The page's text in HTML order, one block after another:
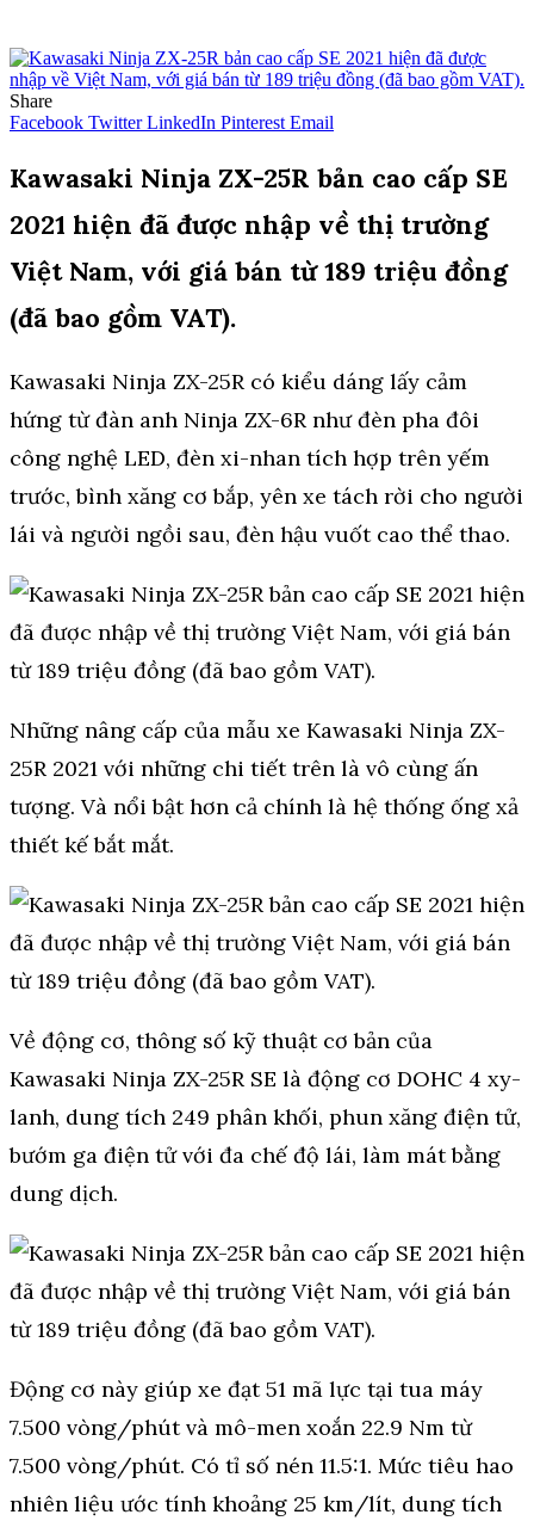
Share
Facebook Twitter LinkedIn Pinterest Email
Kawasaki Ninja ZX-25R bản cao cấp SE
2021 hiện đã được nhập về thị trường
Việt Nam, với giá bán từ 189 triệu đồng
(đã bao gồm VAT).
Kawasaki Ninja ZX-25R có kiểu dáng lấy cảm
hứng từ đàn anh Ninja ZX-6R như đèn pha đôi
công nghệ LED, đèn xi-nhan tích hợp trên yếm
trước, bình xăng cơ bắp, yên xe tách rời cho người
lái và người ngồi sau, đèn hậu vuốt cao thể thao.
Những nâng cấp của mẫu xe Kawasaki Ninja ZX-
25R 2021 với những chi tiết trên là vô cùng ấn
tượng. Và nổi bật hơn cả chính là hệ thống ống xả
thiết kế bắt mắt.
Về động cơ, thông số kỹ thuật cơ bản của
Kawasaki Ninja ZX-25R SE là động cơ DOHC 4 xy-
lanh, dung tích 249 phân khối, phun xăng điện tử,
bướm ga điện tử với đa chế độ lái, làm mát bằng
dung dịch.
Động cơ này giúp xe đạt 51 mã lực tại tua máy
7.500 vòng/phút và mô-men xoắn 22.9 Nm từ
7.500 vòng/phút. Có tỉ số nén 11.5:1. Mức tiêu hao
nhiên liệu ước tính khoảng 25 km/lít, dung tích